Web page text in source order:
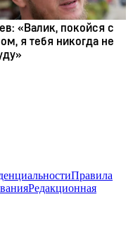
Правила
Редакционная